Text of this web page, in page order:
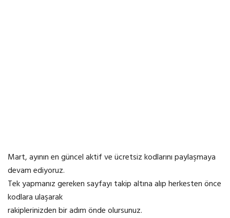
Mart, ayının en güncel aktif ve ücretsiz kodlarını paylaşmaya
devam ediyoruz.
Tek yapmanız gereken sayfayı takip altına alıp herkesten önce
kodlara ulaşarak
rakiplerinizden bir adım önde olursunuz.